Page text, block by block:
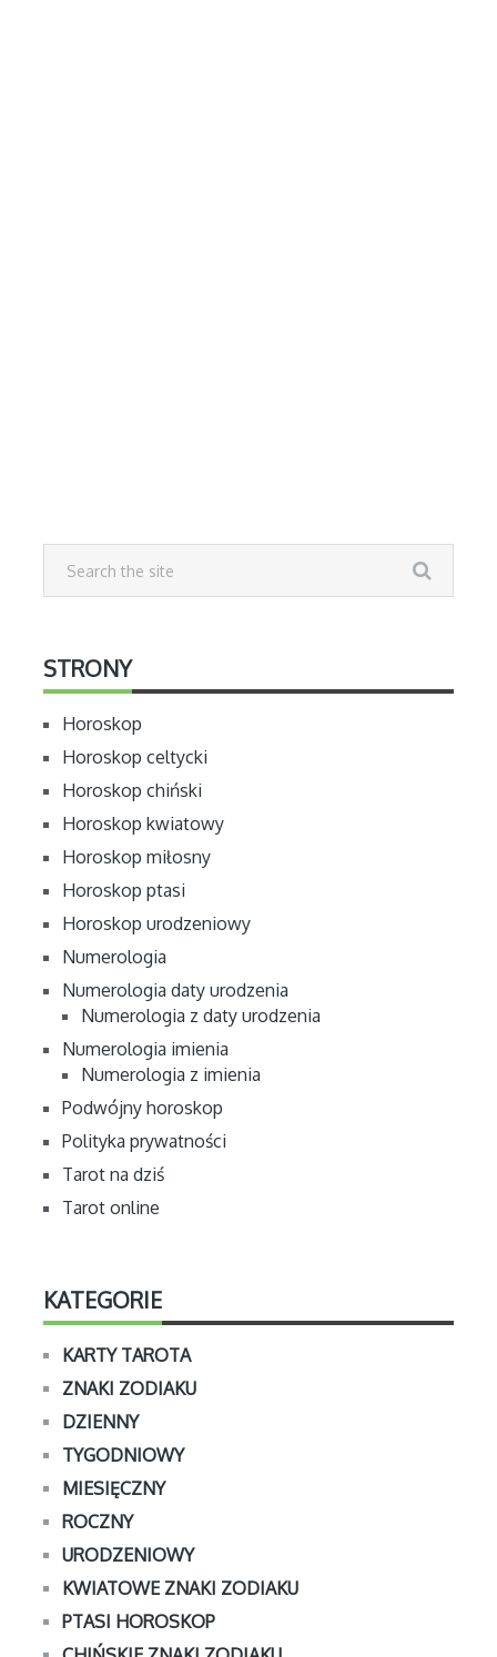
STRONY
Horoskop
Horoskop celtycki
Horoskop chiński
Horoskop kwiatowy
Horoskop miłosny
Horoskop ptasi
Horoskop urodzeniowy
Numerologia
Numerologia daty urodzenia
Numerologia z daty urodzenia
Numerologia imienia
Numerologia z imienia
Podwójny horoskop
Polityka prywatności
Tarot na dziś
Tarot online
KATEGORIE
KARTY TAROTA
ZNAKI ZODIAKU
DZIENNY
TYGODNIOWY
MIESIĘCZNY
ROCZNY
URODZENIOWY
KWIATOWE ZNAKI ZODIAKU
PTASI HOROSKOP